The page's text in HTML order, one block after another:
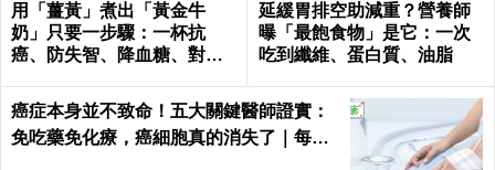
用「薑黃」煮出「黃金牛
奶」只要一步驟：一杯抗
癌、防失智、降血糖、對抗
延緩胃排空助減重？營養師
曝「最飽食物」是它：一次
吃到纖維、蛋白質、油脂
癌症本身並不致命！五大關鍵醫師證實：
免吃藥免化療，癌細胞真的消失了｜每日